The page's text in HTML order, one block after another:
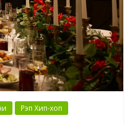
Рэп Хип-хоп